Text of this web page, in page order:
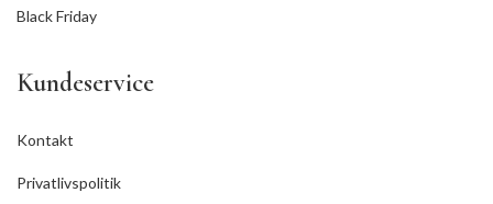
Black Friday
Kundeservice
Kontakt
Privatlivspolitik